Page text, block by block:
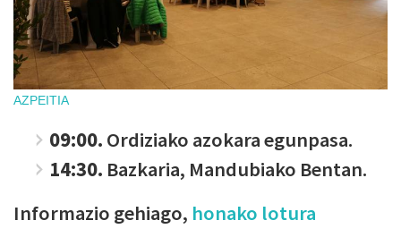
AZPEITIA
09:00. Ordiziako azokara egunpasa.
14:30. Bazkaria, Mandubiako Bentan.
Informazio gehiago, honako lotura